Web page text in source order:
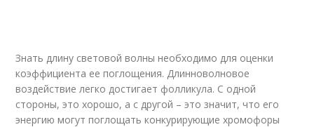
Знать длину световой волны необходимо для оценки
коэффициента ее поглощения. Длинноволновое
воздействие легко достигает фолликула. С одной
стороны, это хорошо, а с другой – это значит, что его
энергию могут поглощать конкурирующие хромофоры